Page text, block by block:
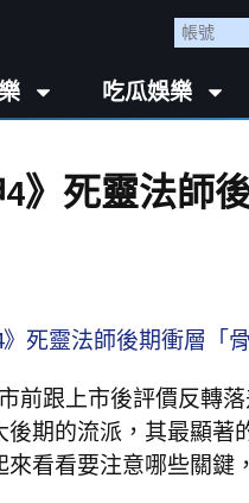
吃瓜娛樂
4》死靈法師
前跟上市後評價反轉
期的流派，其最顯
看看要注意哪些關鍵